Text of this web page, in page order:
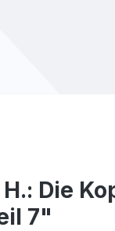
Die
7"